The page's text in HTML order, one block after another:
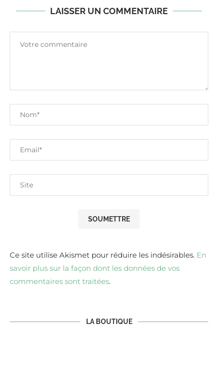
LAISSER UN COMMENTAIRE
Ce site utilise Akismet pour réduire les indésirables. En
savoir plus sur la façon dont les données de vos
commentaires sont traitées.
LA BOUTIQUE